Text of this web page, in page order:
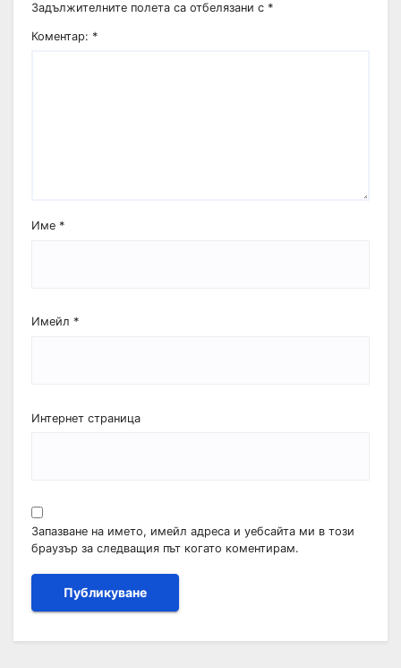
Задължителните полета са отбелязани с *
Коментар: *
Име *
Имейл *
Интернет страница
Запазване на името, имейл адреса и уебсайта ми в този
браузър за следващия път когато коментирам.